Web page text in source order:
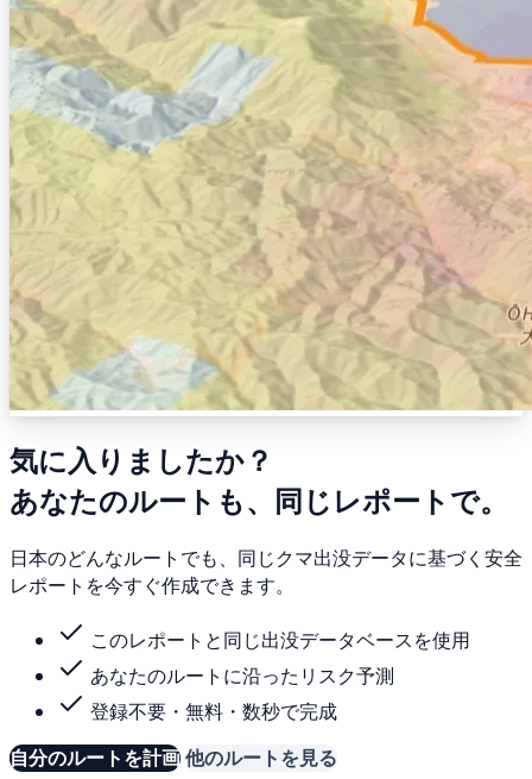
気に入りましたか？
あなたのルートも、同じレポートで。
日本のどんなルートでも、同じクマ出没データに基づく安全
レポートを今すぐ作成できます。
このレポートと同じ出没データベースを使用
あなたのルートに沿ったリスク予測
登録不要・無料・数秒で完成
自分のルートを計画他のルートを見る